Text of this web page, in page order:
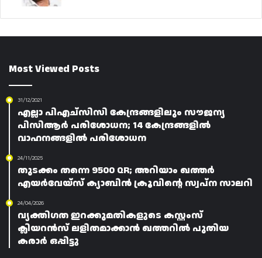
Most Viewed Posts
31/12/2021
എല്ലാ പിഎച്സിസി കേന്ദ്രങ്ങളിലും സൗജന്യ
പിസിആർ പരിശോധന; 14 കേന്ദ്രങ്ങളിൽ
വാഹനങ്ങളിൽ പരിശോധന
24/11/2025
തുടക്കം തന്നെ 9500 QR; അറിയാം ഖത്തർ
എയർവേയ്‌സ് ക്യാബിൻ ക്രൂവിന്റെ സ്വപ്ന സാലറി
24/04/2026
വ്യക്തിഗത ഇറക്കുമതികളുടെ കസ്റ്റംസ്
ക്ലിയറൻസ് ലളിതമാക്കാൻ ഖത്തറിൽ പുതിയ
കരാർ ഒപ്പിട്ടു